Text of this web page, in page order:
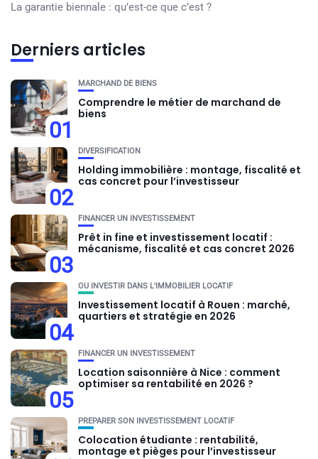
La garantie biennale : qu’est-ce que c’est ?
Derniers articles
01
MARCHAND DE BIENS
Comprendre le métier de marchand de
biens
02
DIVERSIFICATION
Holding immobilière : montage, fiscalité et
cas concret pour l’investisseur
03
FINANCER UN INVESTISSEMENT
Prêt in fine et investissement locatif :
mécanisme, fiscalité et cas concret 2026
04
OU INVESTIR DANS L'IMMOBILIER LOCATIF
Investissement locatif à Rouen : marché,
quartiers et stratégie en 2026
05
FINANCER UN INVESTISSEMENT
Location saisonnière à Nice : comment
optimiser sa rentabilité en 2026 ?
PRÉPARER SON INVESTISSEMENT LOCATIF
Colocation étudiante : rentabilité,
montage et pièges pour l’investisseur